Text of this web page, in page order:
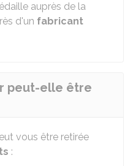
auprès de la
d'un fabricant
peut-elle être
vous être retirée
: